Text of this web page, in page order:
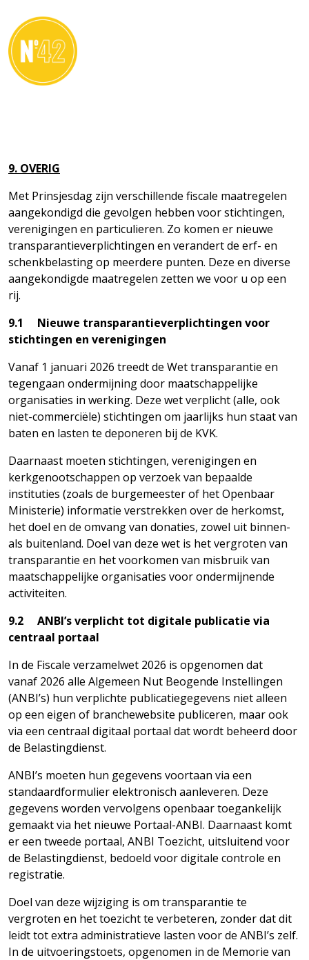
9. OVERIG
Met Prinsjesdag zijn verschillende fiscale maatregelen
aangekondigd die gevolgen hebben voor stichtingen,
verenigingen en particulieren. Zo komen er nieuwe
transparantieverplichtingen en verandert de erf- en
schenkbelasting op meerdere punten. Deze en diverse
aangekondigde maatregelen zetten we voor u op een
rij.
9.1 Nieuwe transparantieverplichtingen voor
stichtingen en verenigingen
Vanaf 1 januari 2026 treedt de Wet transparantie en
tegengaan ondermijning door maatschappelijke
organisaties in werking. Deze wet verplicht (alle, ook
niet-commerciële) stichtingen om jaarlijks hun staat van
baten en lasten te deponeren bij de KVK.
Daarnaast moeten stichtingen, verenigingen en
kerkgenootschappen op verzoek van bepaalde
instituties (zoals de burgemeester of het Openbaar
Ministerie) informatie verstrekken over de herkomst,
het doel en de omvang van donaties, zowel uit binnen-
als buitenland. Doel van deze wet is het vergroten van
transparantie en het voorkomen van misbruik van
maatschappelijke organisaties voor ondermijnende
activiteiten.
9.2 ANBI’s verplicht tot digitale publicatie via
centraal portaal
In de Fiscale verzamelwet 2026 is opgenomen dat
vanaf 2026 alle Algemeen Nut Beogende Instellingen
(ANBI’s) hun verplichte publicatiegegevens niet alleen
op een eigen of branchewebsite publiceren, maar ook
via een centraal digitaal portaal dat wordt beheerd door
de Belastingdienst.
ANBI’s moeten hun gegevens voortaan via een
standaardformulier elektronisch aanleveren. Deze
gegevens worden vervolgens openbaar toegankelijk
gemaakt via het nieuwe Portaal-ANBI. Daarnaast komt
er een tweede portaal, ANBI Toezicht, uitsluitend voor
de Belastingdienst, bedoeld voor digitale controle en
registratie.
Doel van deze wijziging is om transparantie te
vergroten en het toezicht te verbeteren, zonder dat dit
leidt tot extra administratieve lasten voor de ANBI’s zelf.
In de uitvoeringstoets, opgenomen in de Memorie van